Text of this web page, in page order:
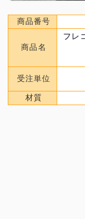
商品番号
商品名
フレ
受注単位
材質